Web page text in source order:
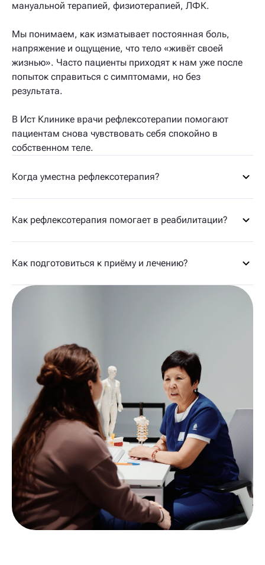
мануальной терапией, физиотерапией, ЛФК.
Мы понимаем, как изматывает постоянная боль,
напряжение и ощущение, что тело «живёт своей
жизнью». Часто пациенты приходят к нам уже после
попыток справиться с симптомами, но без
результата.
В Ист Клинике врачи рефлексотерапии помогают
пациентам снова чувствовать себя спокойно в
собственном теле.
Когда уместна рефлексотерапия?
Как рефлексотерапия помогает в реабилитации?
Как подготовиться к приёму и лечению?